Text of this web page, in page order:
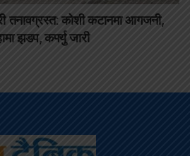
तनावग्रस्त: कोशी कटानमा आगजनी,
झडप, कर्फ्यु जारी